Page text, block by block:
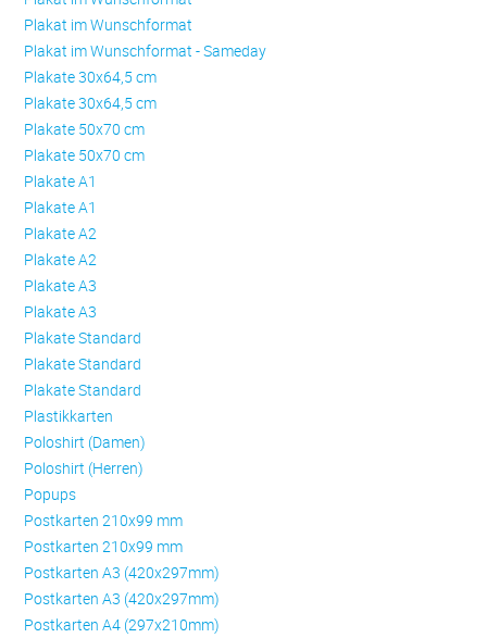
Plakat im Wunschformat
Plakat im Wunschformat - Sameday
Plakate 30x64,5 cm
Plakate 30x64,5 cm
Plakate 50x70 cm
Plakate 50x70 cm
Plakate A1
Plakate A1
Plakate A2
Plakate A2
Plakate A3
Plakate A3
Plakate Standard
Plakate Standard
Plakate Standard
Plastikkarten
Poloshirt (Damen)
Poloshirt (Herren)
Popups
Postkarten 210x99 mm
Postkarten 210x99 mm
Postkarten A3 (420x297mm)
Postkarten A3 (420x297mm)
Postkarten A4 (297x210mm)